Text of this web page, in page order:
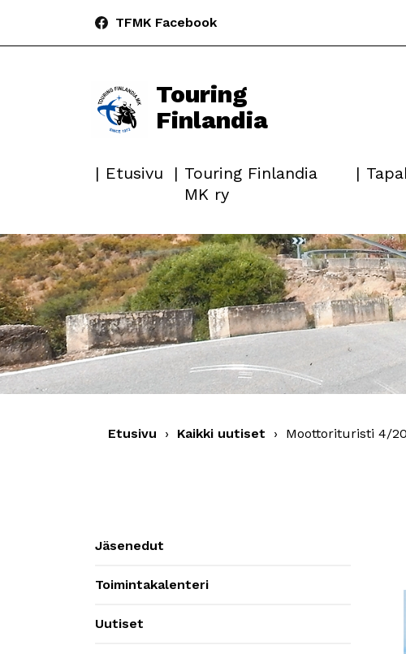
Touring
Finlandia
TFMK Facebook
Etusivu
Touring Finlandia
MK ry
Etusivu › Kaikki uutiset › Moottorituristi 4/
Jäsenedut
Toimintakalenteri
Uutiset